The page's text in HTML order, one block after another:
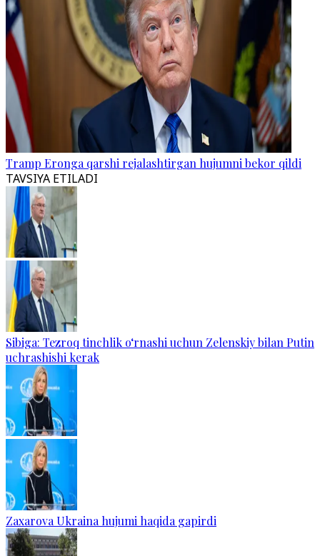
Tramp Eronga qarshi rejalashtirgan hujumni bekor qildi
TAVSIYA ETILADI
Sibiga: Tezroq tinchlik o‘rnashi uchun Zelenskiy bilan Putin
uchrashishi kerak
Zaxarova Ukraina hujumi haqida gapirdi